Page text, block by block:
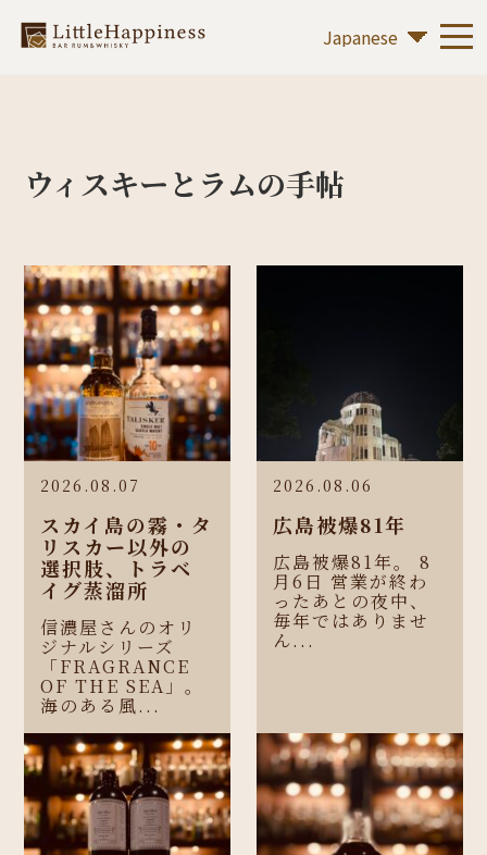
ウィスキーとラムの手帖
2026.08.07
スカイ島の霧・タ
リスカー以外の
選択肢、トラベ
イグ蒸溜所
信濃屋さんのオリ
ジナルシリーズ
「FRAGRANCE
OF THE SEA」。
海のある風...
2026.08.06
広島被爆81年
広島被爆81年。 8
月6日 営業が終わ
ったあとの夜中、
毎年ではありませ
ん...